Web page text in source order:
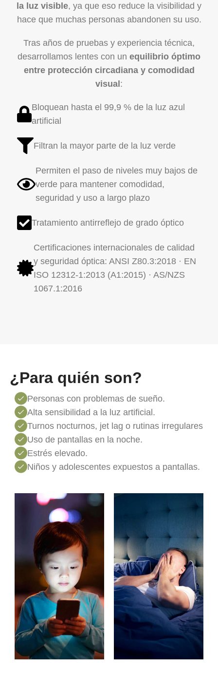
la luz visible, ya que eso reduce la visibilidad y
hace que muchas personas abandonen su uso.
Tras años de pruebas y experiencia técnica,
desarrollamos lentes con un equilibrio óptimo
entre protección circadiana y comodidad
visual:
Bloquean hasta el 99,9 % de la luz azul
artificial
Filtran la mayor parte de la luz verde
Permiten el paso de niveles muy bajos de
verde para mantener comodidad,
seguridad y uso a largo plazo
Tratamiento antirreflejo de grado óptico
Certificaciones internacionales de calidad
y seguridad óptica: ANSI Z80.3:2018 · EN
ISO 12312-1:2013 (A1:2015) · AS/NZS
1067.1:2016
¿Para quién son?
Personas con problemas de sueño.
Alta sensibilidad a la luz artificial.
Turnos nocturnos, jet lag o rutinas irregulares
Uso de pantallas en la noche.
Estrés elevado.
Niños y adolescentes expuestos a pantallas.